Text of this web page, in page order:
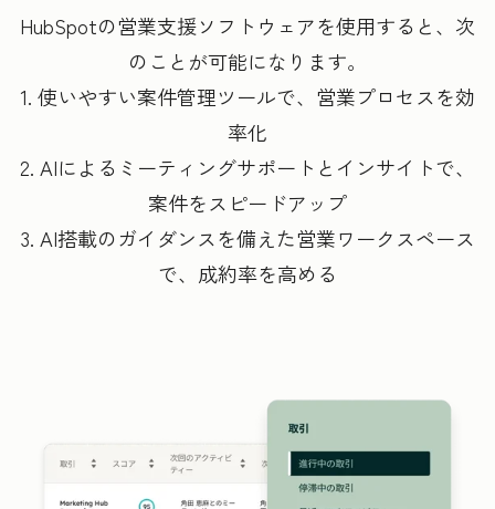
HubSpotの営業支援ソフトウェアを使用すると、次
のことが可能になります。
1. 使いやすい案件管理ツールで、営業プロセスを効
率化
2. AIによるミーティングサポートとインサイトで、
案件をスピードアップ
3. AI搭載のガイダンスを備えた営業ワークスペース
で、成約率を高める